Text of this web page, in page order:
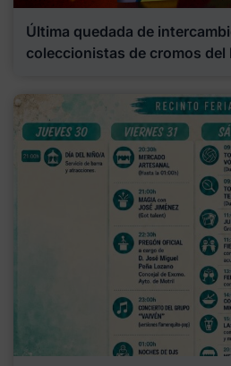
Última quedada de
coleccionistas de cromos